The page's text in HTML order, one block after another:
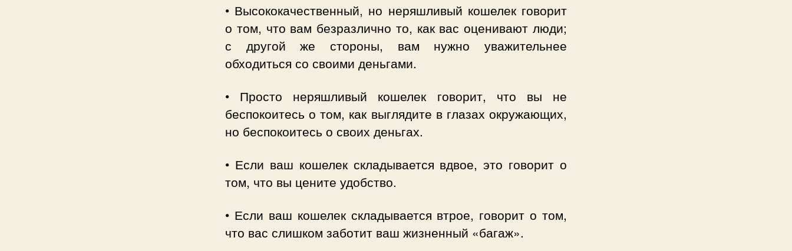
• Высококачественный, но неряшливый кошелек говорит
о том, что вам безразлично то, как вас оценивают люди;
с другой же стороны, вам нужно уважительнее
обходиться со своими деньгами.
• Просто неряшливый кошелек говорит, что вы не
беспокоитесь о том, как выглядите в глазах окружающих,
но беспокоитесь о своих деньгах.
• Если ваш кошелек складывается вдвое, это говорит о
том, что вы цените удобство.
• Если ваш кошелек складывается втрое, говорит о том,
что вас слишком заботит ваш жизненный «багаж».